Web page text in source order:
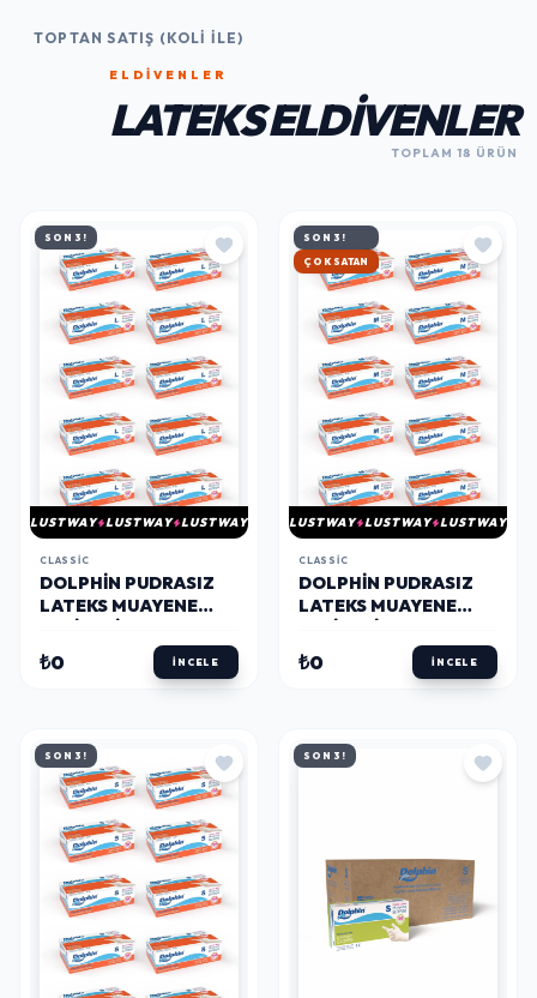
TOPTAN SATIŞ (KOLI İLE)
ELDIVENLER
LATEKS ELDIVENLER
TOPLAM 18 ÜRÜN
SON 3!
LUSTWAY LUSTWAY LUSTWAY
CLASSIC
DOLPHIN PUDRASIZ
LATEKS MUAYENE
ADET X 10 PAKET -
MDR
₺0 İNCELE
SON 3!
HIZLI KARGO
LUSTWAY LUSTWAY LUSTWAY
CLASSIC
DOLPHIN PUDRASIZ
LATEKS MUAYENE
ADET X 10 PAKET -
MDR
₺0 İNCELE
SON 3! SON 3!